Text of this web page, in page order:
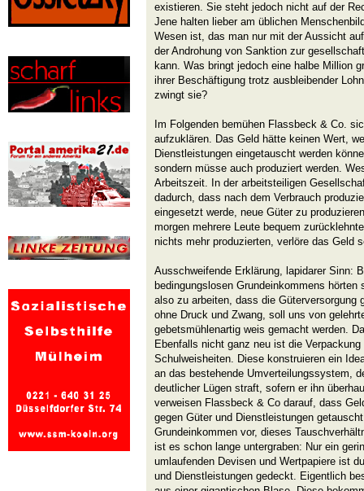
existieren. Sie steht jedoch nicht auf der
Jene halten lieber am üblichen
Wesen ist, das man nur mit der Aussicht
der Androhung von Sanktion zur
kann. Was bringt jedoch eine halbe Million
ihrer Beschäftigung trotz ausbleibender
zwingt sie?
Im Folgenden bemühen Flassbeck & Co.
aufzuklären. Das Geld hätte keinen Wert,
Dienstleistungen eingetauscht werden
sondern müsse auch produziert werden.
Arbeitszeit. In der arbeitsteiligen
dadurch, dass nach dem Verbrauch
eingesetzt werde, neue Güter zu
morgen mehrere Leute bequem
nichts mehr produzierten, verlöre das Geld
Ausschweifende Erklärung, lapidarer Sinn:
bedingungslosen Grundeinkommens
also zu arbeiten, dass die Güterversorgung
ohne Druck und Zwang, soll uns von
gebetsmühlenartig weis gemacht werden.
Ebenfalls nicht ganz neu ist die
Schulweisheiten. Diese konstruieren ein
an das bestehende Umverteilungssystem,
deutlicher Lügen straft, sofern er ihn
verweisen Flassbeck & Co darauf, dass
gegen Güter und Dienstleistungen
Grundeinkommen vor, dieses
ist es schon lange untergraben: Nur ein
umlaufenden Devisen und Wertpapiere ist
und Dienstleistungen gedeckt. Eigentlich